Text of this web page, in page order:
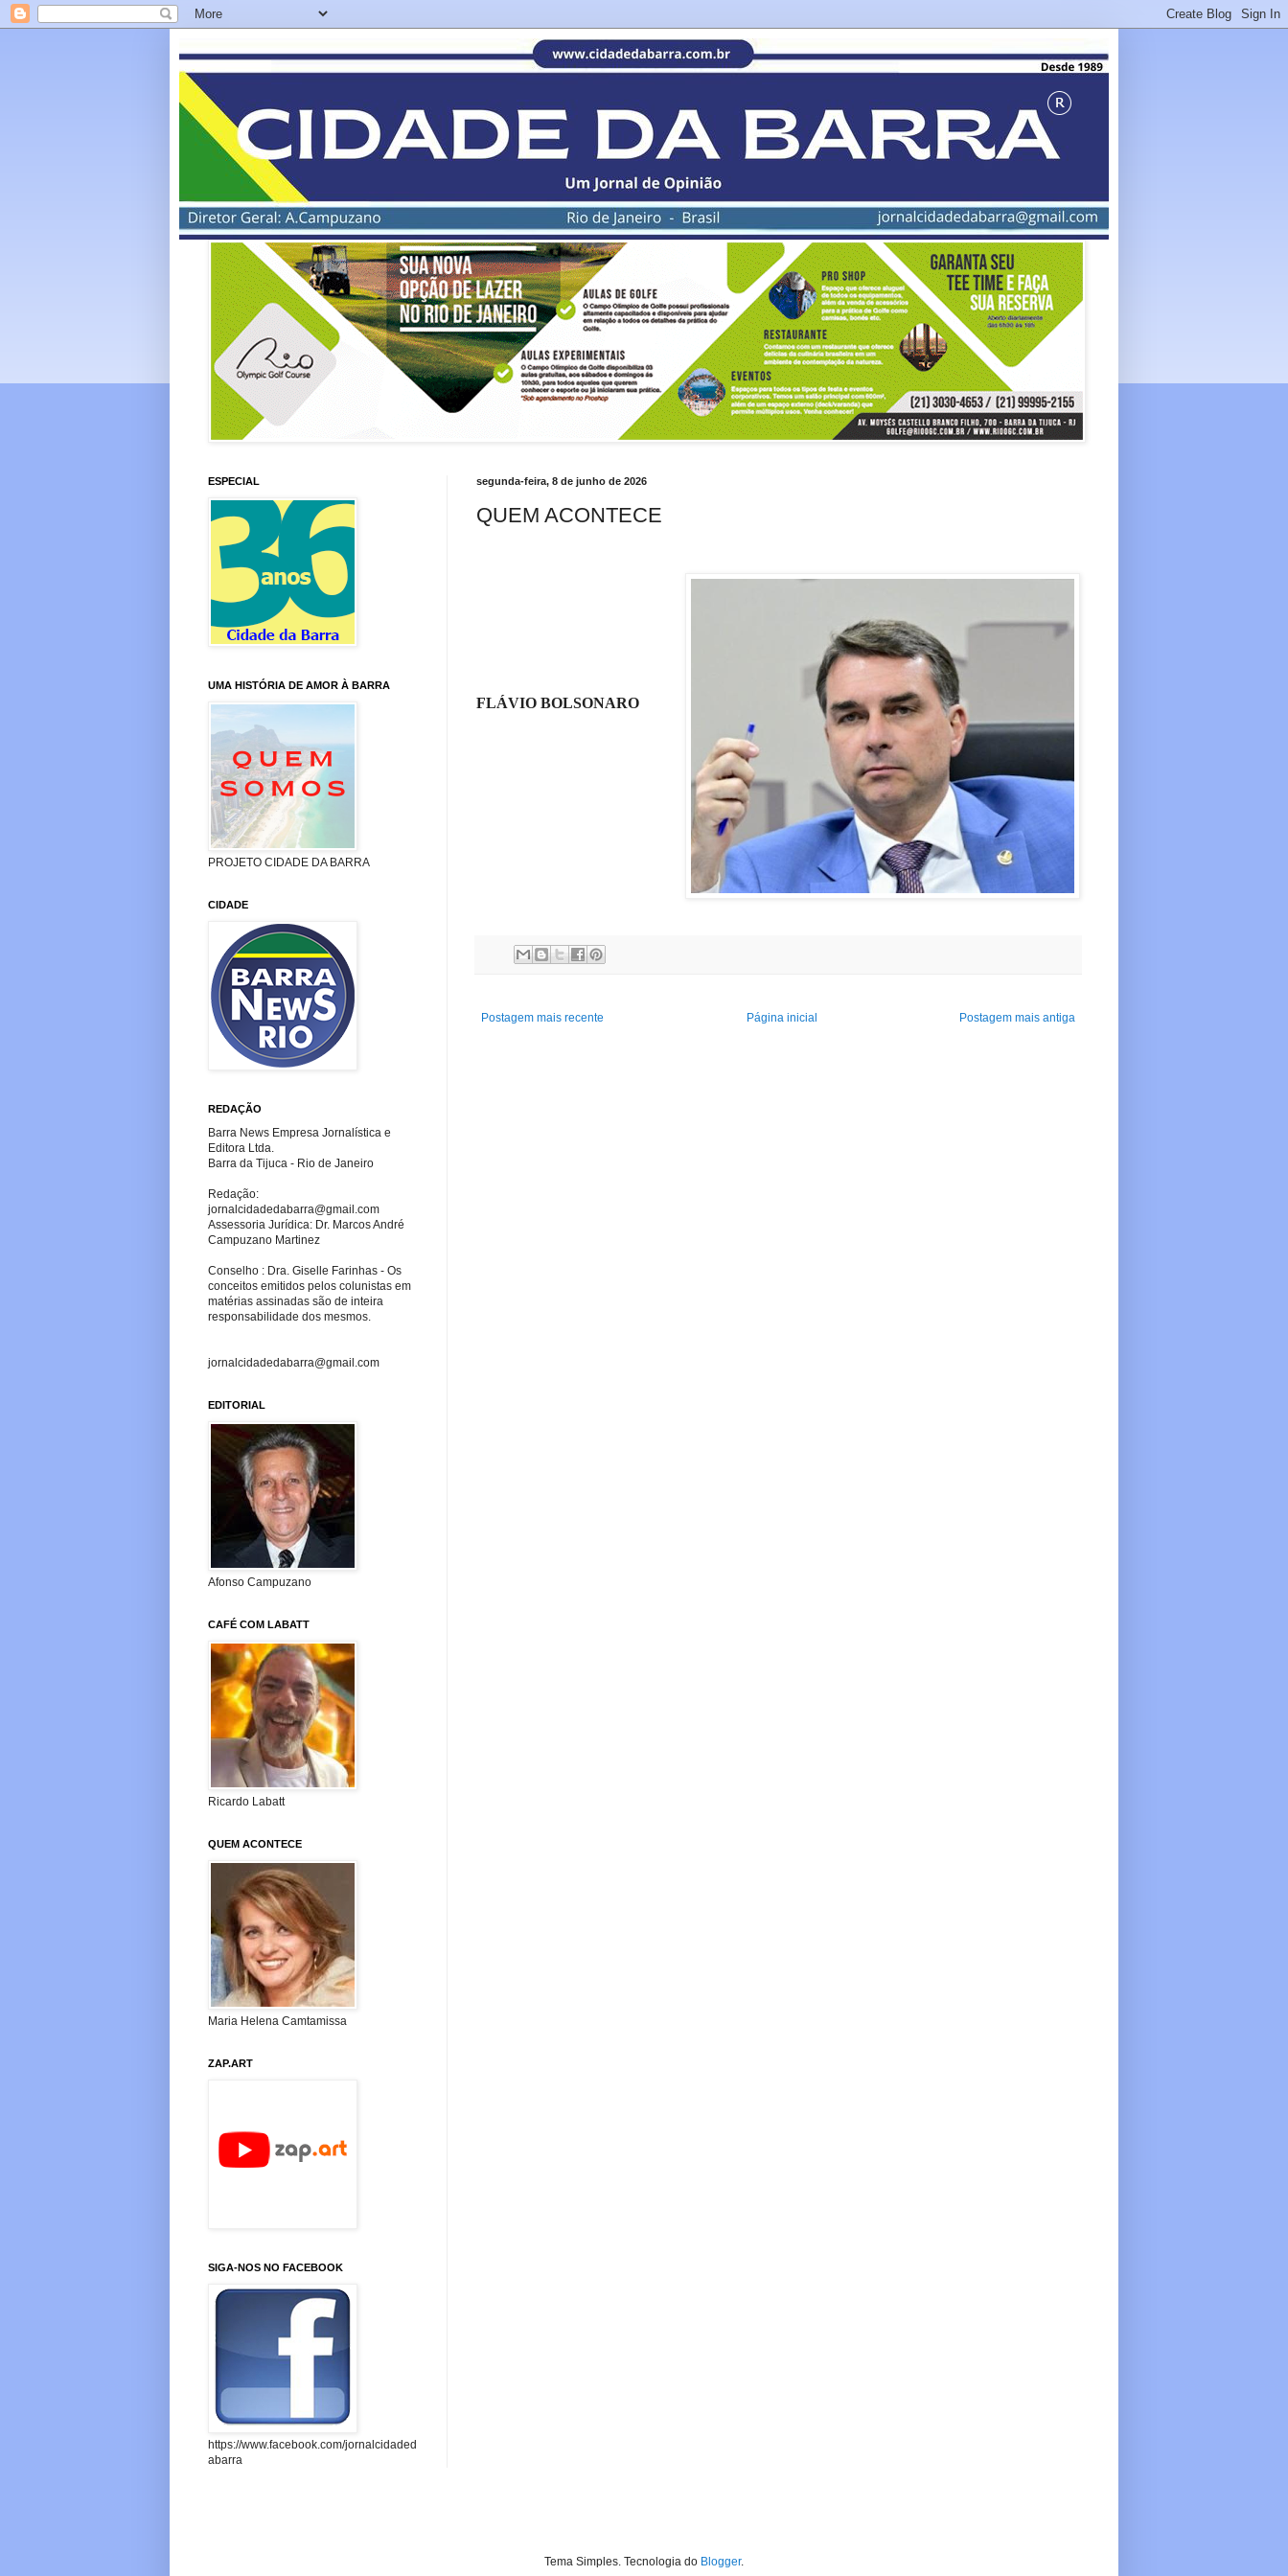
segunda-feira, 8 de junho de 2026
QUEM ACONTECE
FLÁVIO BOLSONARO
Postagem mais recente Postagem mais antiga
Página inicial
ESPECIAL
UMA HISTÓRIA DE AMOR À BARRA
PROJETO CIDADE DA BARRA
CIDADE
REDAÇÃO
Barra News Empresa Jornalística e
Editora Ltda.
Barra da Tijuca - Rio de Janeiro
Redação:
jornalcidadedabarra@gmail.com
Assessoria Jurídica: Dr. Marcos André
Campuzano Martinez
Conselho : Dra. Giselle Farinhas - Os
conceitos emitidos pelos colunistas em
matérias assinadas são de inteira
responsabilidade dos mesmos.
jornalcidadedabarra@gmail.com
EDITORIAL
Afonso Campuzano
CAFÉ COM LABATT
Ricardo Labatt
QUEM ACONTECE
Maria Helena Camtamissa
ZAP.ART
SIGA-NOS NO FACEBOOK
https://www.facebook.com/jornalcidaded
abarra
Tema Simples. Tecnologia do Blogger.